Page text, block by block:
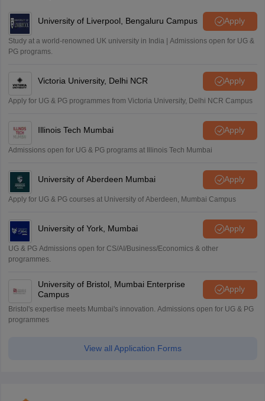
University of Liverpool, Bengaluru Campus Apply
Study at a world-renowned UK university in India | Admissions open for UG &
PG programs.
Victoria University, Delhi NCR Apply
Apply for UG & PG programmes from Victoria University, Delhi NCR Campus
Illinois Tech Mumbai Apply
Admissions open for UG & PG programs at Illinois Tech Mumbai
University of Aberdeen Mumbai Apply
Apply for UG & PG courses at University of Aberdeen, Mumbai Campus
University of York, Mumbai Apply
UG & PG Admissions open for CS/AI/Business/Economics & other
programmes.
University of Bristol, Mumbai Enterprise
Campus
Apply
Bristol's expertise meets Mumbai's innovation. Admissions open for UG & PG
programmes
View all Application Forms